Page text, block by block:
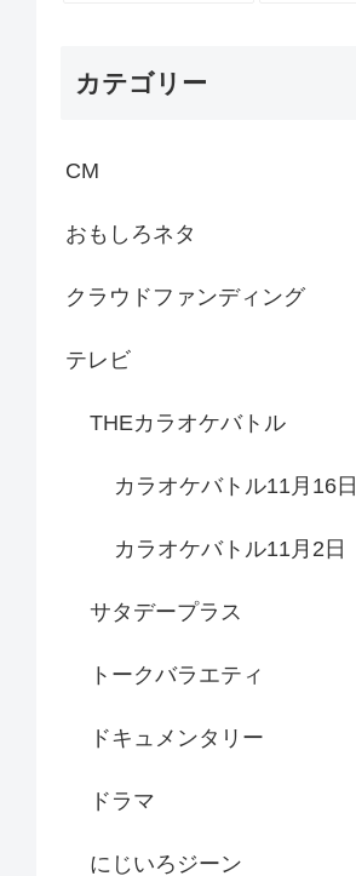
カテゴリー
CM
おもしろネタ
クラウドファンディング
テレビ
THEカラオケバトル
カラオケバトル11月16日
カラオケバトル11月2日
サタデープラス
トークバラエティ
ドキュメンタリー
ドラマ
にじいろジーン